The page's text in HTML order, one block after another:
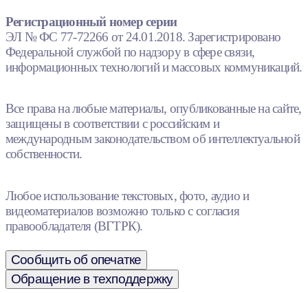
Регистрационный номер серии
ЭЛ № ФС 77-72266 от 24.01.2018. Зарегистрировано
Федеральной службой по надзору в сфере связи,
информационных технологий и массовых коммуникаций.
Все права на любые материалы, опубликованные на сайте,
защищены в соответствии с российским и
международным законодательством об интеллектуальной
собственности.
Любое использование текстовых, фото, аудио и
видеоматериалов возможно только с согласия
правообладателя (ВГТРК).
Сообщить об опечатке
Обращение в техподдержку